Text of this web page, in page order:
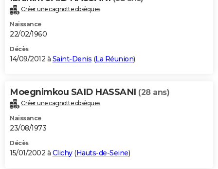
Créer une cagnotte obsèques
Naissance
22/02/1960
Décès
14/09/2012 à Saint-Denis (La Réunion)
Moegnimkou SAID HASSANI (28 ans)
Créer une cagnotte obsèques
Naissance
23/08/1973
Décès
15/01/2002 à Clichy(Hauts-de-Seine)